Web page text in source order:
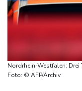
Kritik von
Kurs"
Munition beladen
Schauspielerin Iris
Nordrhein-Westfalen:
Foto: © AFP/Archiv